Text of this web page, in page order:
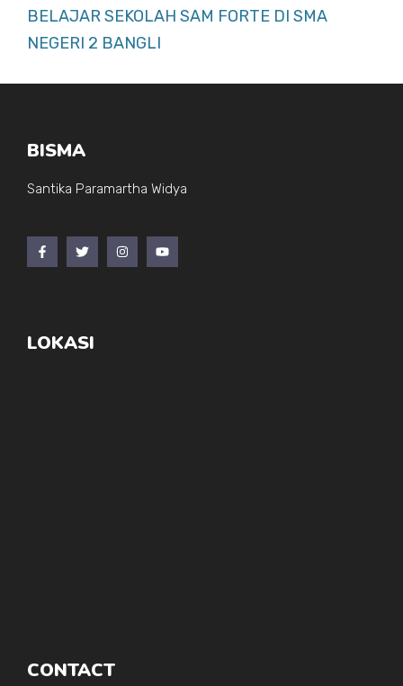
BELAJAR SEKOLAH SAM FORTE DI SMA
NEGERI 2 BANGLI
BISMA
Santika Paramartha Widya
LOKASI
CONTACT